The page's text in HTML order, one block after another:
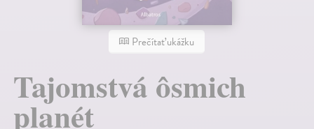
Prečítať ukážku
Tajomstvá ôsmich
planét